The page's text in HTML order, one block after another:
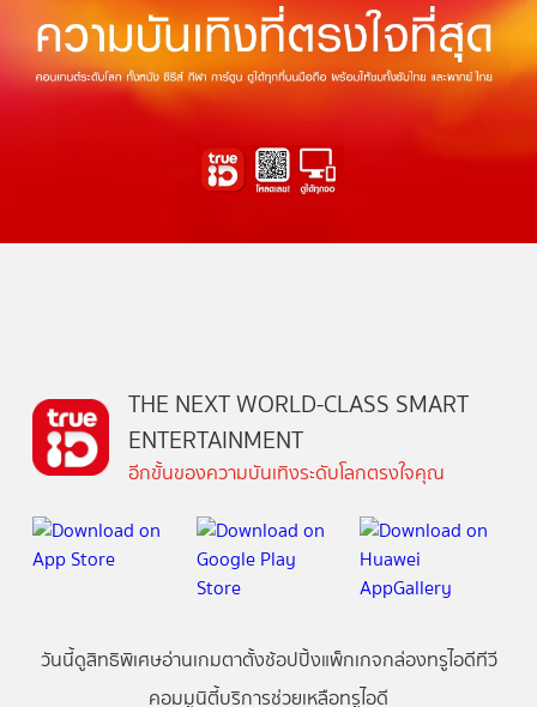
THE NEXT WORLD-CLASS SMART
ENTERTAINMENT
อีกขั้นของความบันเทิงระดับโลกตรงใจคุณ
วันนี้ดูสิทธิพิเศษอ่านเกมตาตั้งช้อปปิ้งแพ็กเกจกล่องทรูไอดีทีวี
คอมมูนิตี้บริการช่วยเหลือทรูไอดี